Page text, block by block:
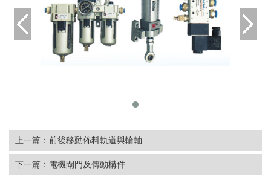
上一篇： 前後移動佈料軌道與輪軸
下一篇： 電機閘門及傳動構件